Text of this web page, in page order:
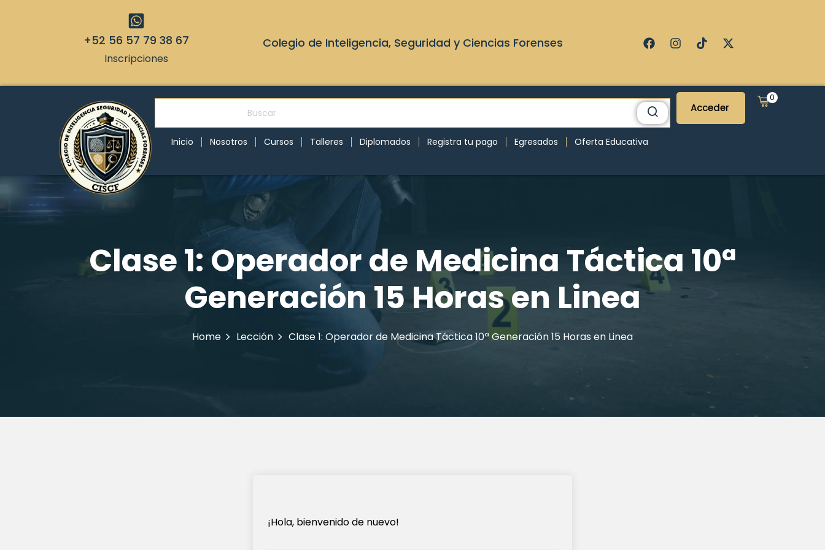
+52 56 57 79 38 67
Inscripciones
Colegio de Inteligencia, Seguridad y Ciencias Forenses
Inicio Nosotros Cursos Talleres Diplomados Registra tu pago Egresados Oferta Educativa
Acceder
0
Clase 1: Operador de Medicina Táctica 10ª
Generación 15 Horas en Linea
Home Lección Clase 1: Operador de Medicina Táctica 10ª Generación 15 Horas en Linea
¡Hola, bienvenido de nuevo!